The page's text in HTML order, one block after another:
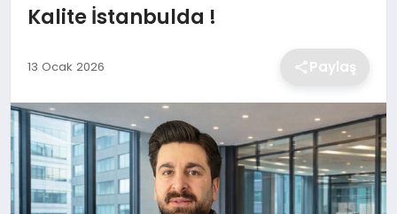
EKONOMİ
MAGAZİN
TEKNOLOJİ
Kalite İstanbulda !
13 Ocak 2026 Paylaş